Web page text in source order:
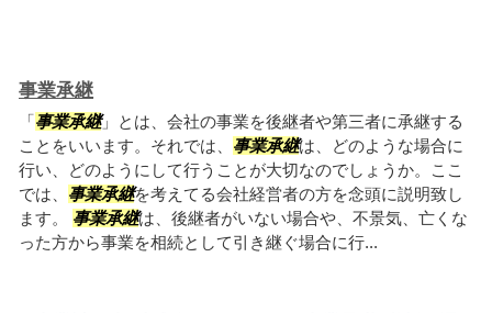
事業承継
「事業承継」とは、会社の事業を後継者や第三者に承継する
ことをいいます。それでは、 事業承継は、どのような場合に
行い、どのようにして行うことが大切なのでしょうか。ここ
では、 事業承継を考えてる会社経営者の方を念頭に説明致し
ます。 事業承継は、後継者がいない場合や、不景気、亡くな
った方から事業を相続として引き継ぐ場合に行...